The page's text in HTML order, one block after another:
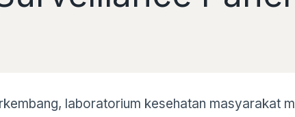
laboratorium kesehatan masyarakat